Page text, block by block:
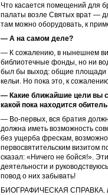
Что касается помещений для
палаты возле Святых врат —
там можно оборудовать, к
— А на самом деле?
— К сожалению, в нынешнем
библиотечные фонды, но ни
был бы выход: общие площади
кельи. Но пока это, к
— Какие ближайшие цели вы
какой пока находится
— Во-первых, вся братия
должна иметь возможность
без ущерба фрескам,
первосвятительским визитом
сказал: «Ничего не бойся!».
деятельности и
повод о них забывать!
БИОГРАФИЧЕСКАЯ СПРАВКА.